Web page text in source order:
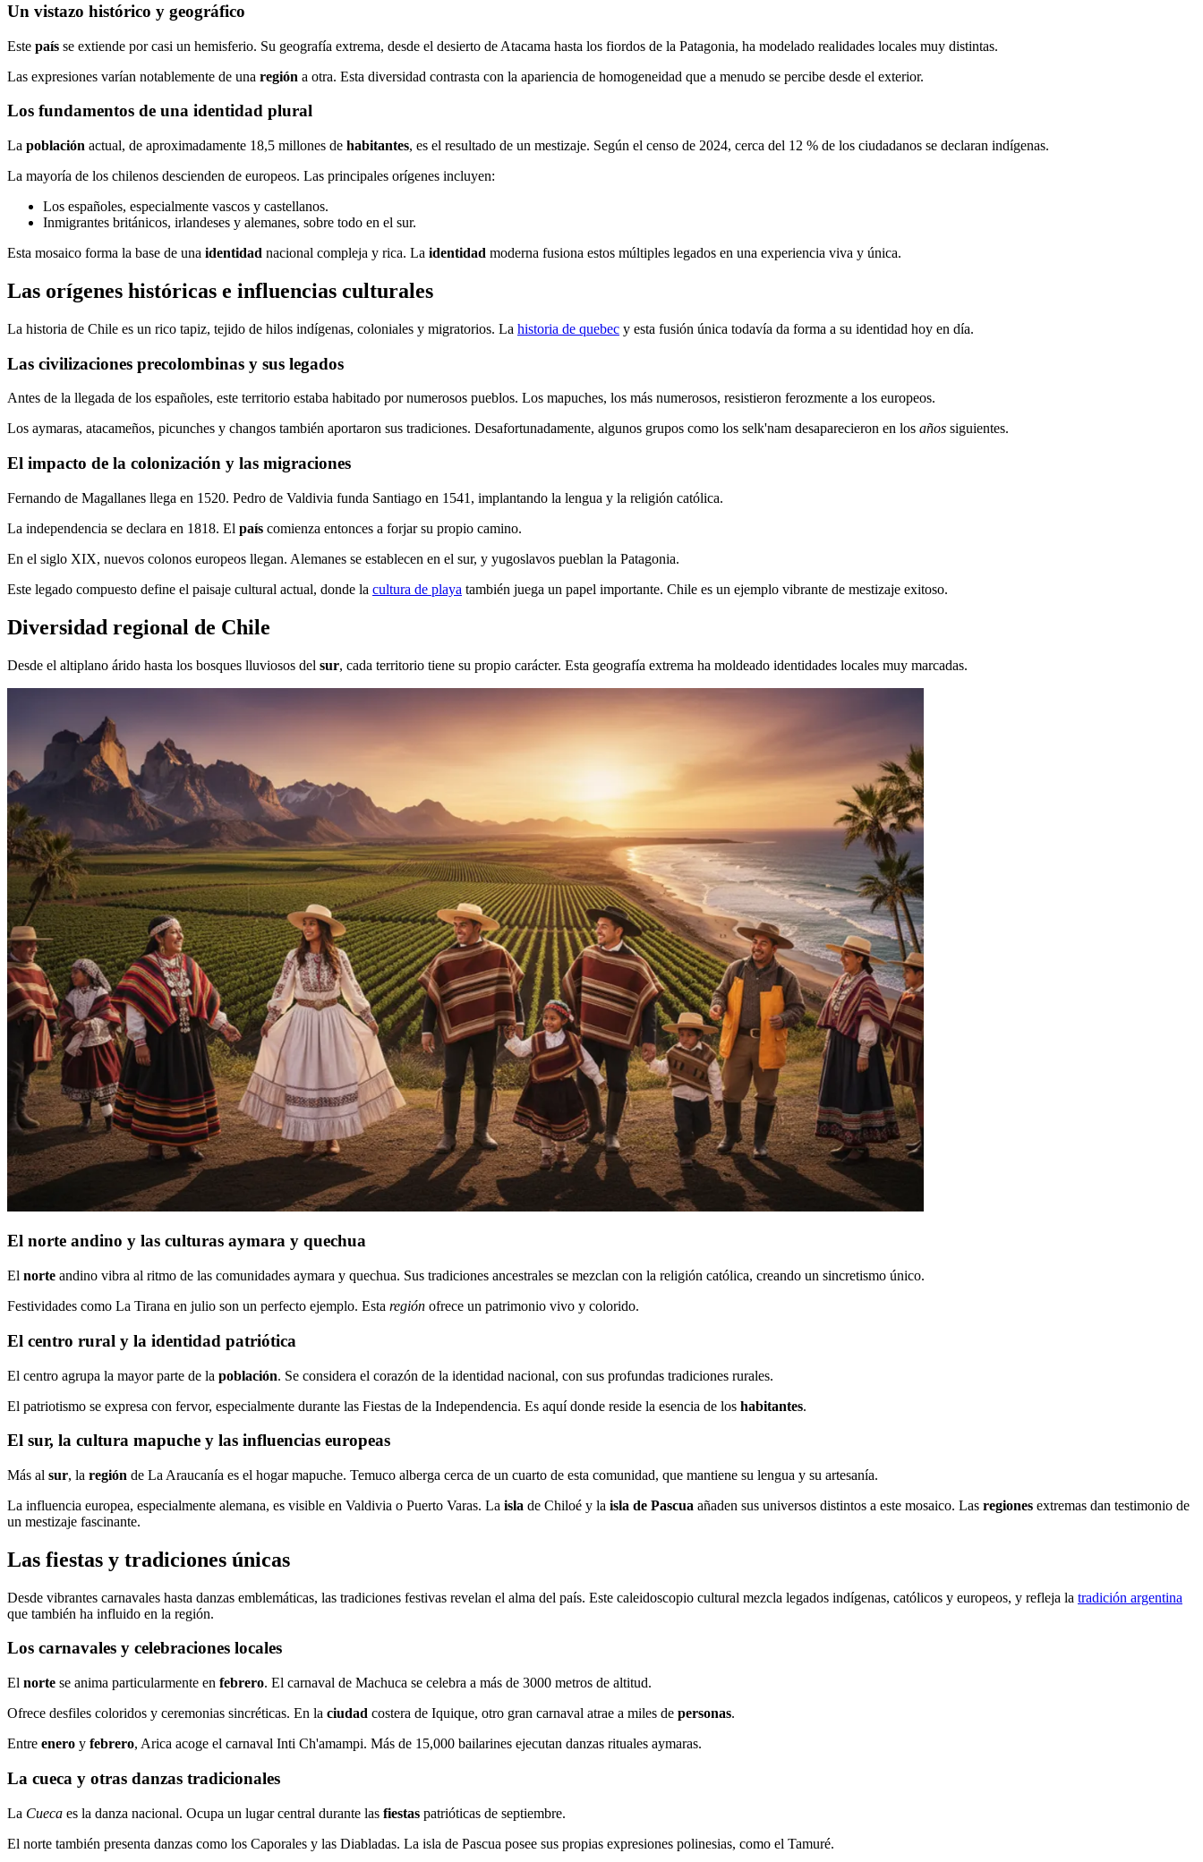
Un vistazo histórico y geográfico
Este país se extiende por casi un hemisferio. Su geografía extrema, desde el desierto de Atacama hasta los fiordos de la Patagonia, ha modelado realidades locales muy distintas.
Las expresiones varían notablemente de una región a otra. Esta diversidad contrasta con la apariencia de homogeneidad que a menudo se percibe desde el exterior.
Los fundamentos de una identidad plural
La población actual, de aproximadamente 18,5 millones de habitantes, es el resultado de un mestizaje. Según el censo de 2024, cerca del 12 % de los ciudadanos se declaran indígenas.
La mayoría de los chilenos descienden de europeos. Las principales orígenes incluyen:
Los españoles, especialmente vascos y castellanos.
Inmigrantes británicos, irlandeses y alemanes, sobre todo en el sur.
Esta mosaico forma la base de una identidad nacional compleja y rica. La identidad moderna fusiona estos múltiples legados en una experiencia viva y única.
Las orígenes históricas e influencias culturales
La historia de Chile es un rico tapiz, tejido de hilos indígenas, coloniales y migratorios. La historia de quebec y esta fusión única todavía da forma a su identidad hoy en día.
Las civilizaciones precolombinas y sus legados
Antes de la llegada de los españoles, este territorio estaba habitado por numerosos pueblos. Los mapuches, los más numerosos, resistieron ferozmente a los europeos.
Los aymaras, atacameños, picunches y changos también aportaron sus tradiciones. Desafortunadamente, algunos grupos como los selk'nam desaparecieron en los años siguientes.
El impacto de la colonización y las migraciones
Fernando de Magallanes llega en 1520. Pedro de Valdivia funda Santiago en 1541, implantando la lengua y la religión católica.
La independencia se declara en 1818. El país comienza entonces a forjar su propio camino.
En el siglo XIX, nuevos colonos europeos llegan. Alemanes se establecen en el sur, y yugoslavos pueblan la Patagonia.
Este legado compuesto define el paisaje cultural actual, donde la cultura de playa también juega un papel importante. Chile es un ejemplo vibrante de mestizaje exitoso.
Diversidad regional de Chile
Desde el altiplano árido hasta los bosques lluviosos del sur, cada territorio tiene su propio carácter. Esta geografía extrema ha moldeado identidades locales muy marcadas.
El norte andino y las culturas aymara y quechua
El norte andino vibra al ritmo de las comunidades aymara y quechua. Sus tradiciones ancestrales se mezclan con la religión católica, creando un sincretismo único.
Festividades como La Tirana en julio son un perfecto ejemplo. Esta región ofrece un patrimonio vivo y colorido.
El centro rural y la identidad patriótica
El centro agrupa la mayor parte de la población. Se considera el corazón de la identidad nacional, con sus profundas tradiciones rurales.
El patriotismo se expresa con fervor, especialmente durante las Fiestas de la Independencia. Es aquí donde reside la esencia de los habitantes.
El sur, la cultura mapuche y las influencias europeas
Más al sur, la región de La Araucanía es el hogar mapuche. Temuco alberga cerca de un cuarto de esta comunidad, que mantiene su lengua y su artesanía.
La influencia europea, especialmente alemana, es visible en Valdivia o Puerto Varas. La isla de Chiloé y la isla de Pascua añaden sus universos distintos a este mosaico. Las regiones extremas dan testimonio de
un mestizaje fascinante.
Las fiestas y tradiciones únicas
Desde vibrantes carnavales hasta danzas emblemáticas, las tradiciones festivas revelan el alma del país. Este caleidoscopio cultural mezcla legados indígenas, católicos y europeos, y refleja la tradición argentina
que también ha influido en la región.
Los carnavales y celebraciones locales
El norte se anima particularmente en febrero. El carnaval de Machuca se celebra a más de 3000 metros de altitud.
Ofrece desfiles coloridos y ceremonias sincréticas. En la ciudad costera de Iquique, otro gran carnaval atrae a miles de personas.
Entre enero y febrero, Arica acoge el carnaval Inti Ch'amampi. Más de 15,000 bailarines ejecutan danzas rituales aymaras.
La cueca y otras danzas tradicionales
La Cueca es la danza nacional. Ocupa un lugar central durante las fiestas patrióticas de septiembre.
El norte también presenta danzas como los Caporales y las Diabladas. La isla de Pascua posee sus propias expresiones polinesias, como el Tamuré.